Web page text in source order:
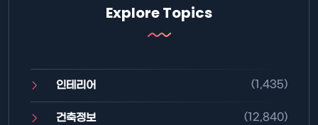
Explore Topics
인테리어 (1,435)
건축정보 (12,840)